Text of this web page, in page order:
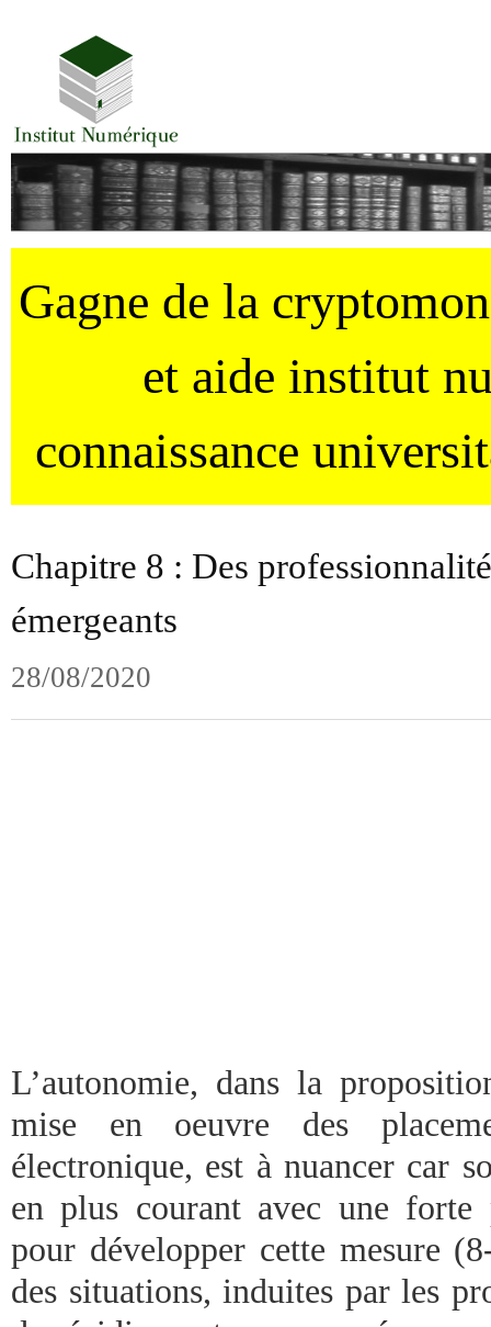
Gagne de la
et aide institut
connaissance
Chapitre 8 : Des
émergeants
28/08/2020
L’autonomie, dans la
mise en oeuvre des
électronique, est à nuancer car
en plus courant avec une forte
pour développer cette mesure
des situations, induites par les